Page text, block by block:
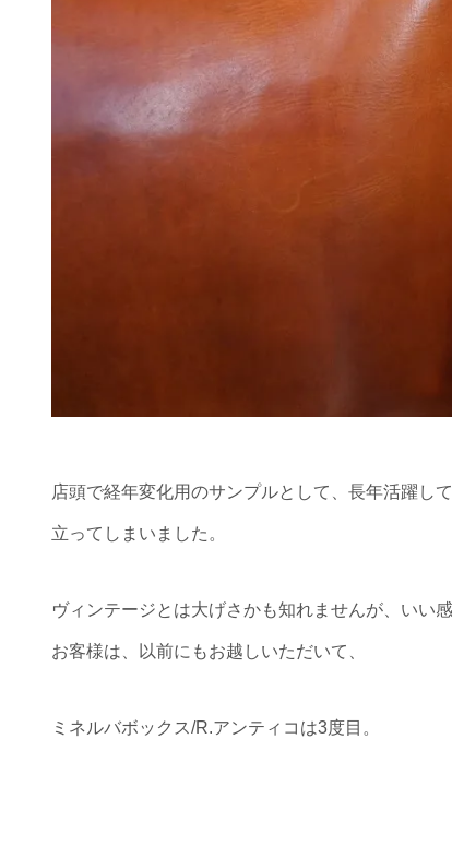
店頭で経年変化用のサンプルとして、長年活躍し
立ってしまいました。
ヴィンテージとは大げさかも知れませんが、いい
お客様は、以前にもお越しいただいて、
ミネルバボックス/R.アンティコは3度目。